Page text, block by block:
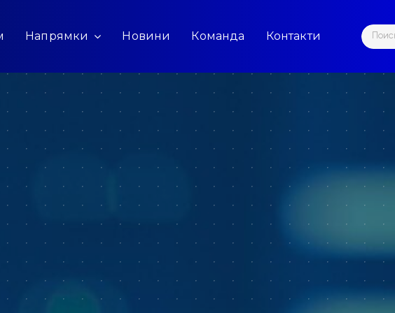
Напрямки Новини Команда Контакти
Search
for: